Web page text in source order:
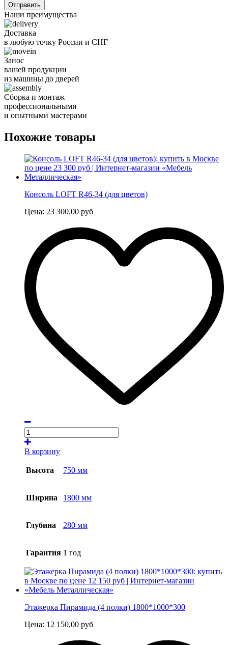
Отправить
Наши преимущества
Доставка
в любую точку России и СНГ
Занос
вашей продукции
из машины до дверей
Сборка и монтаж
профессиональными
и опытными мастерами
Похожие товары
Консоль LOFT R46-34 (для цветов)
Цена: 23 300,00 руб
В корзину
Высота 750 мм
Ширина 1800 мм
Глубина 280 мм
Гарантия 1 год
Этажерка Пирамида (4 полки) 1800*1000*300
Цена: 12 150,00 руб